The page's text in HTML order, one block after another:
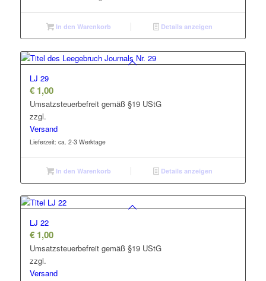
In den Warenkorb Details anzeigen
LJ 29
€1,00
Umsatzsteuerbefreit gemäß §19 UStG
zzgl.
Versand
Lieferzeit: ca. 2-3 Werktage
In den Warenkorb Details anzeigen
LJ 22
€1,00
Umsatzsteuerbefreit gemäß §19 UStG
zzgl.
Versand